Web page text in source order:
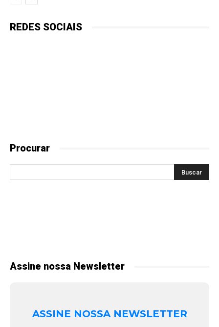
REDES SOCIAIS
Procurar
Assine nossa Newsletter
ASSINE NOSSA NEWSLETTER